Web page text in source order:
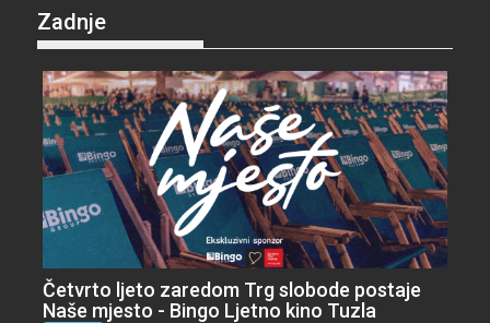
Zadnje
Četvrto ljeto zaredom Trg slobode postaje
Naše mjesto - Bingo Ljetno kino Tuzla